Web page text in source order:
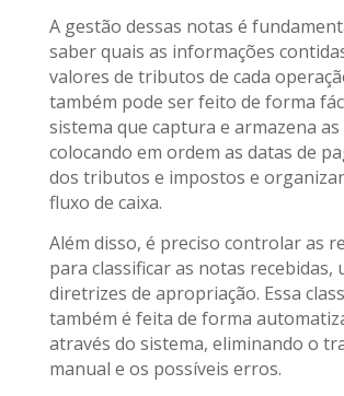
A gestão dessas notas é
saber quais as informações
valores de tributos de cada
também pode ser feito de forma
sistema que captura e armazena
colocando em ordem as datas de
dos tributos e impostos e
fluxo de caixa.
Além disso, é preciso controlar as
para classificar as notas recebidas,
diretrizes de apropriação. Essa
também é feita de forma
através do sistema, eliminando o
manual e os possíveis erros.